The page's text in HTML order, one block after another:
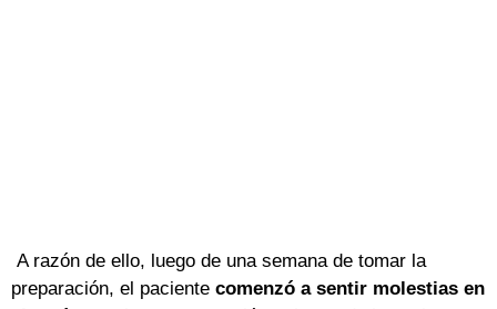
A razón de ello, luego de una semana de tomar la
preparación, el paciente comenzó a sentir molestias en